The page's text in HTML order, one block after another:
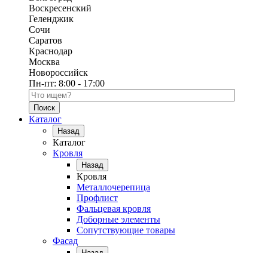
Воскресенский
Геленджик
Сочи
Саратов
Краснодар
Москва
Новороссийск
Пн-пт: 8:00 - 17:00
Поиск по каталогу
Каталог
Назад
Каталог
Кровля
Назад
Кровля
Металлочерепица
Профлист
Фальцевая кровля
Доборные элементы
Сопутствующие товары
Фасад